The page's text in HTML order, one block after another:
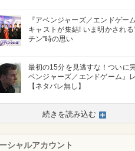
『アベンジャーズ／エンドゲー
キャストが集結! いま明かされる
チン”時の思い
最初の15分を見逃すな！ついに
ベンジャーズ／エンドゲーム』
【ネタバレ無し】
続きを読み込む
シャルアカウント